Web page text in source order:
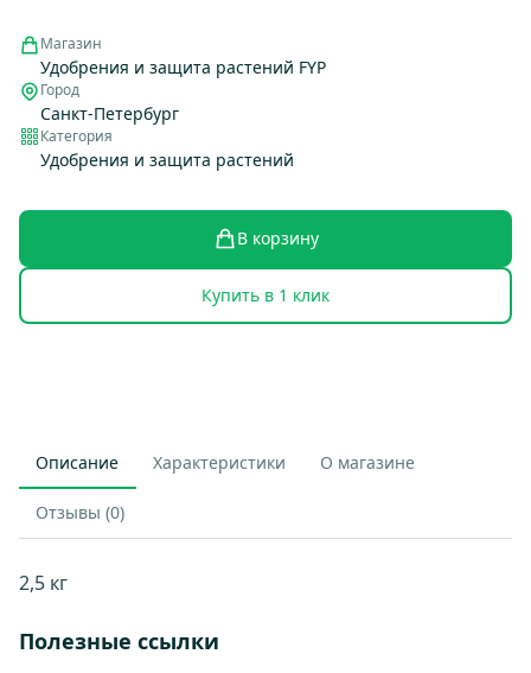
Магазин
Удобрения и защита растений FYP
Город
Санкт-Петербург
Категория
Удобрения и защита растений
В корзину
Купить в 1 клик
Описание Характеристики О магазине
Отзывы (0)
2,5 кг
Полезные ссылки